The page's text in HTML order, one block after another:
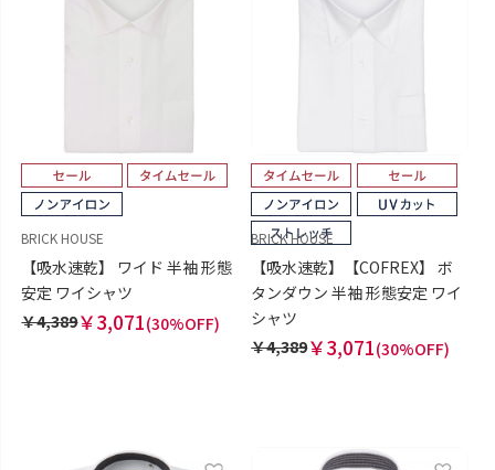
BRICK HOUSE
【吸水速乾】 ワイド 半袖 形態
安定 ワイシャツ
￥4,389￥3,071(30%OFF)
BRICK HOUSE
【吸水速乾】【COFREX】 ボ
タンダウン 半袖 形態安定 ワイ
シャツ
￥4,389￥3,071(30%OFF)